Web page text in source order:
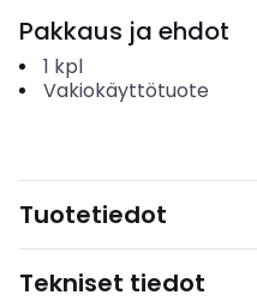
Pakkaus ja ehdot
1 kpl
Vakiokäyttötuote
Tuotetiedot
Tekniset tiedot